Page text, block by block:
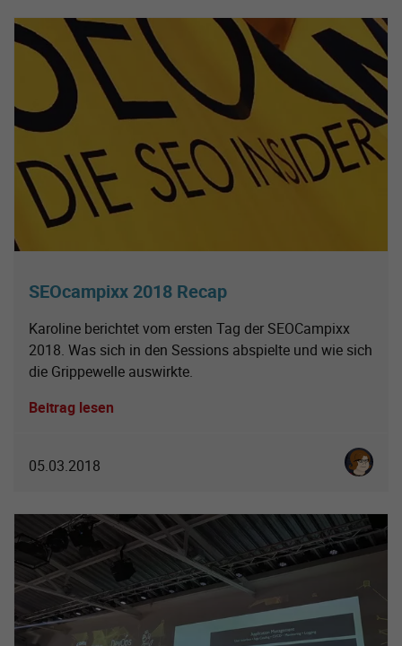
SEOcampixx 2018 Recap
Karoline berichtet vom ersten Tag der SEOCampixx
2018. Was sich in den Sessions abspielte und wie sich
die Grippewelle auswirkte.
Beitrag lesen
05.03.2018 Karoline